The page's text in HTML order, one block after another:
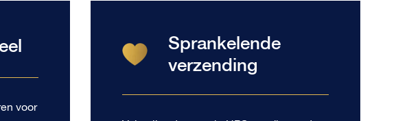
voor
Sprankelende
verzending